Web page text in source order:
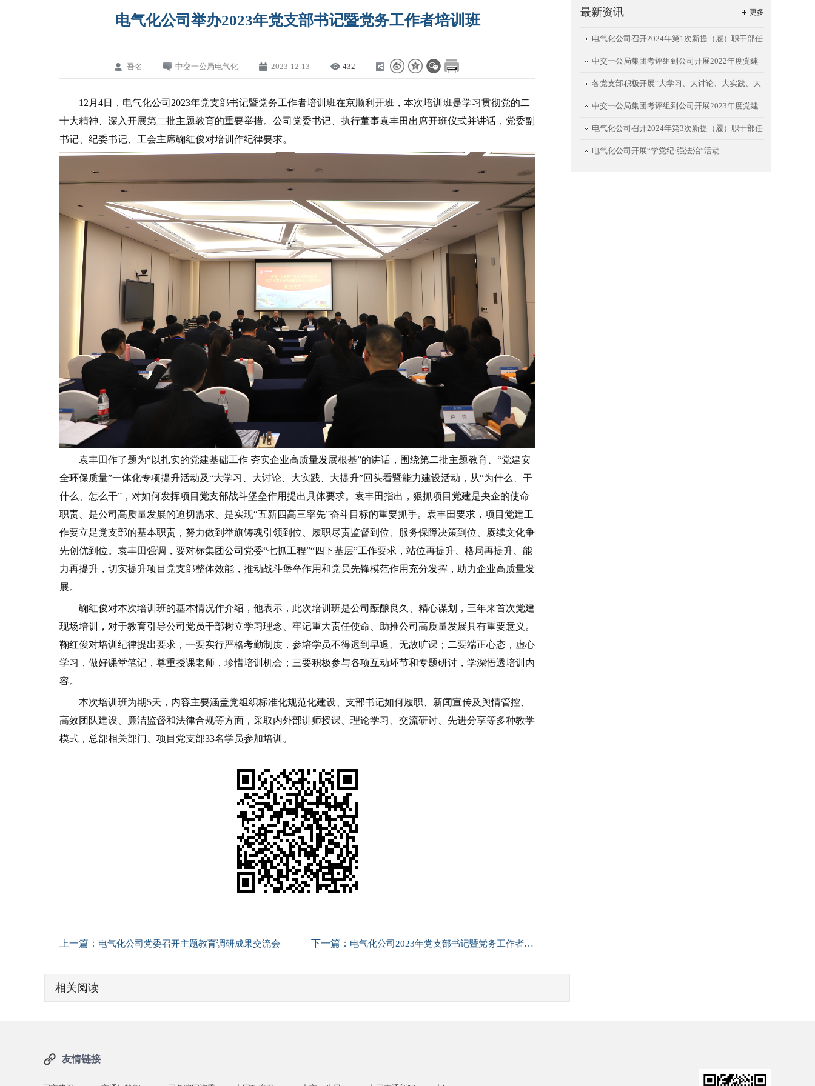
电气化公司举办2023年党支部书记暨党务工作者培训班
吾名 中交一公局电气化 2023-12-13 432
12月4日，电气化公司2023年党支部书记暨党务工作者培训班在京顺利开班，本次培训班是学习贯彻党的二
十大精神、深入开展第二批主题教育的重要举措。公司党委书记、执行董事袁丰田出席开班仪式并讲话，党委副
书记、纪委书记、工会主席鞠红俊对培训作纪律要求。
袁丰田作了题为“以扎实的党建基础工作 夯实企业高质量发展根基”的讲话，围绕第二批主题教育、“党建安
全环保质量”一体化专项提升活动及“大学习、大讨论、大实践、大提升”回头看暨能力建设活动，从“为什么、干
什么、怎么干”，对如何发挥项目党支部战斗堡垒作用提出具体要求。袁丰田指出，狠抓项目党建是央企的使命
职责、是公司高质量发展的迫切需求、是实现“五新四高三率先”奋斗目标的重要抓手。袁丰田要求，项目党建工
作要立足党支部的基本职责，努力做到举旗铸魂引领到位、履职尽责监督到位、服务保障决策到位、赓续文化争
先创优到位。袁丰田强调，要对标集团公司党委“七抓工程”“四下基层”工作要求，站位再提升、格局再提升、能
力再提升，切实提升项目党支部整体效能，推动战斗堡垒作用和党员先锋模范作用充分发挥，助力企业高质量发
展。
鞠红俊对本次培训班的基本情况作介绍，他表示，此次培训班是公司酝酿良久、精心谋划，三年来首次党建
现场培训，对于教育引导公司党员干部树立学习理念、牢记重大责任使命、助推公司高质量发展具有重要意义。
鞠红俊对培训纪律提出要求，一要实行严格考勤制度，参培学员不得迟到早退、无故旷课；二要端正心态，虚心
学习，做好课堂笔记，尊重授课老师，珍惜培训机会；三要积极参与各项互动环节和专题研讨，学深悟透培训内
容。
本次培训班为期5天，内容主要涵盖党组织标准化规范化建设、支部书记如何履职、新闻宣传及舆情管控、
高效团队建设、廉洁监督和法律合规等方面，采取内外部讲师授课、理论学习、交流研讨、先进分享等多种教学
模式，总部相关部门、项目党支部33名学员参加培训。
上一篇： 电气化公司党委召开主题教育调研成果交流会 下一篇： 电气化公司2023年党支部书记暨党务工作者培训班顺利结业
相关阅读
更多
最新资讯
电气化公司召开2024年第1次新提（履）职干部任
前集体谈话会
中交一公局集团考评组到公司开展2022年度党建
工作责任制考评
各党支部积极开展“大学习、大讨论、大实践、大
提升”回头看暨能力建设活动②
中交一公局集团考评组到公司开展2023年度党建
工作责任制考评
电气化公司召开2024年第3次新提（履）职干部任
前集体谈话会
电气化公司开展“学党纪·强法治”活动
友情链接